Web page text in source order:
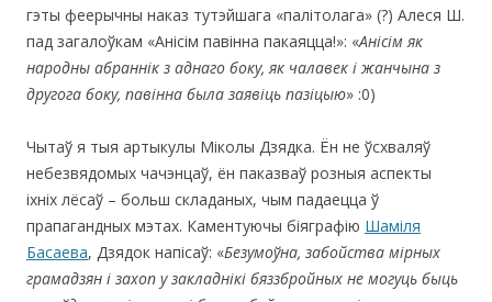
гэты феерычны наказ тутэйшага «палітолага» (?) Алеся Ш.
пад загалоўкам «Анісім павінна пакаяцца!»: «Анісім як
народны абраннік з аднаго боку, як чалавек і жанчына з
другога боку, павінна была заявіць пазіцыю» :0)
Чытаў я тыя артыкулы Міколы Дзядка. Ён не ўсхваляў
небезвядомых чачэнцаў, ён паказваў розныя аспекты
іхніх лёсаў – больш складаных, чым падаецца ў
прапагандных мэтах. Каментуючы біяграфію Шаміля
Басаева, Дзядок напісаў: «Безумоўна, забойства мірных
грамадзян і захоп у закладнікі бяззбройных не могуць быць